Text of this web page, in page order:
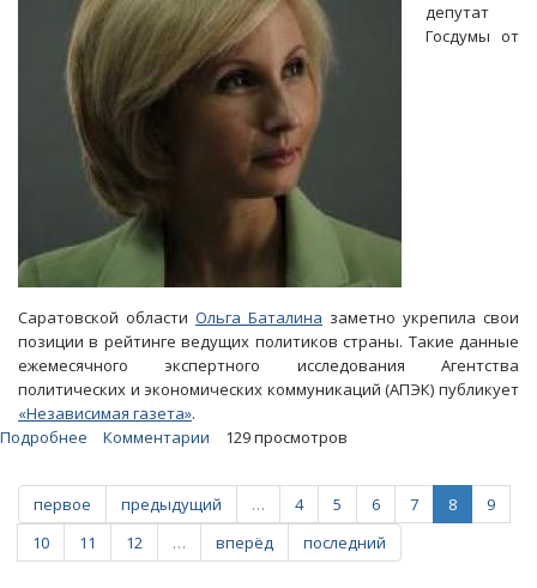
депутат
Госдумы от
Саратовской области Ольга Баталина заметно укрепила свои
позиции в рейтинге ведущих политиков страны. Такие данные
ежемесячного экспертного исследования Агентства
политических и экономических коммуникаций (АПЭК) публикует
«Независимая газета».
Подробнее
Политическое
влияние
Ольги
Баталиной
Комментарии 129 просмотров
первое предыдущий … 4 5 6 7 8
9
10
11 12 … вперёд последний